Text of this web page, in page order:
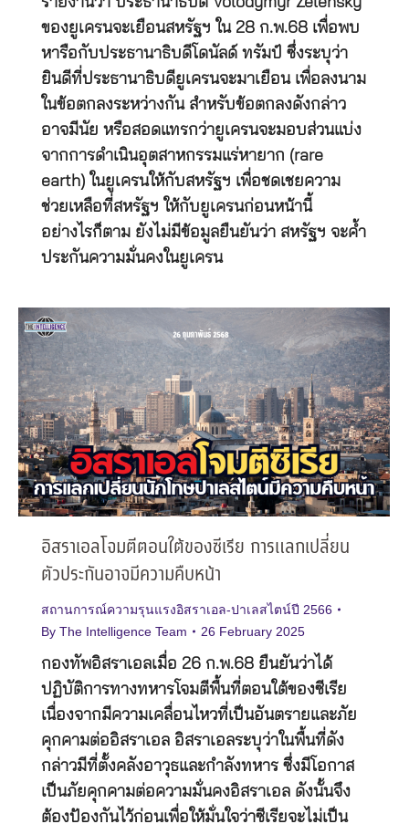
ของยูเครนจะเยือนสหรัฐฯ ใน 28 ก.พ.68 เพื่อพบ
หารือกับประธานาธิบดีโดนัลด์ ทรัมป์ ซึ่งระบุว่า
ยินดีที่ประธานาธิบดียูเครนจะมาเยือน เพื่อลงนาม
ในข้อตกลงระหว่างกัน สำหรับข้อตกลงดังกล่าว
อาจมีนัย หรือสอดแทรกว่ายูเครนจะมอบส่วนแบ่ง
จากการดำเนินอุตสาหกรรมแร่หายาก (rare
earth) ในยูเครนให้กับสหรัฐฯ เพื่อชดเชยความ
ช่วยเหลือที่สหรัฐฯ ให้กับยูเครนก่อนหน้านี้
อย่างไรก็ตาม ยังไม่มีข้อมูลยืนยันว่า สหรัฐฯ จะค้ำ
ประกันความมั่นคงในยูเครน
อิสราเอลโจมตีตอนใต้ของซีเรีย การแลกเปลี่ยน
ตัวประกันอาจมีความคืบหน้า
สถานการณ์ความรุนแรงอิสราเอล-ปาเลสไตน์ปี 2566
By The Intelligence Team 26 February 2025
กองทัพอิสราเอลเมื่อ 26 ก.พ.68 ยืนยันว่าได้
ปฏิบัติการทางทหารโจมตีพื้นที่ตอนใต้ของซีเรีย
เนื่องจากมีความเคลื่อนไหวที่เป็นอันตรายและภัย
คุกคามต่ออิสราเอล อิสราเอลระบุว่าในพื้นที่ดัง
กล่าวมีที่ตั้งคลังอาวุธและกำลังทหาร ซึ่งมีโอกาส
เป็นภัยคุกคามต่อความมั่นคงอิสราเอล ดังนั้นจึง
ต้องป้องกันไว้ก่อนเพื่อให้มั่นใจว่าซีเรียจะไม่เป็น